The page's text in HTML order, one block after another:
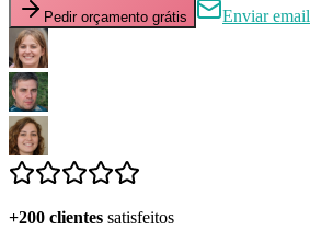
Pedir orçamento grátis Enviar email
+200 clientes satisfeitos